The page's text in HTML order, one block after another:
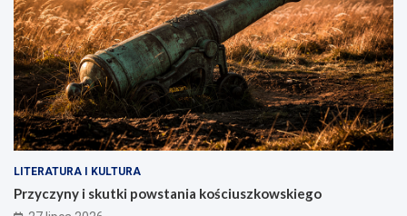
LITERATURA I KULTURA
Przyczyny i skutki powstania kościuszkowskiego